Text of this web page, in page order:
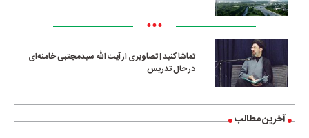
•••
تماشا کنید | تصاویری از آیت الله سیدمجتبی خامنه‌ای
در حال تدریس
آخرین مطالب